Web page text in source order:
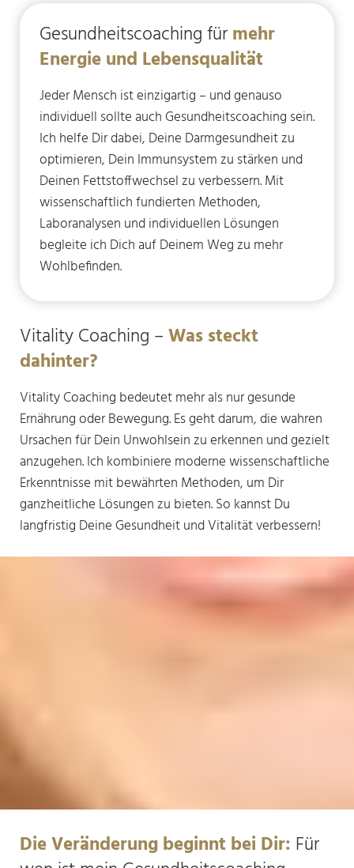
Gesundheitscoaching fürmehr
Energie und Lebensqualität
Jeder Mensch ist einzigartig – und genauso
individuell sollte auch Gesundheitscoaching sein.
Ich helfe Dir dabei, Deine Darmgesundheit zu
optimieren, Dein Immunsystem zu stärken und
Deinen Fettstoffwechsel zu verbessern. Mit
wissenschaftlich fundierten Methoden,
Laboranalysen und individuellen Lösungen
begleite ich Dich auf Deinem Weg zu mehr
Wohlbefinden.
Vitality Coaching –Was steckt
dahinter?
Vitality Coaching bedeutet mehr als nur gesunde
Ernährung oder Bewegung. Es geht darum, die wahren
Ursachen für Dein Unwohlsein zu erkennen und gezielt
anzugehen. Ich kombiniere moderne wissenschaftliche
Erkenntnisse mit bewährten Methoden, um Dir
ganzheitliche Lösungen zu bieten. So kannst Du
langfristig Deine Gesundheit und Vitalität verbessern!
Die Veränderung beginnt bei Dir: Für